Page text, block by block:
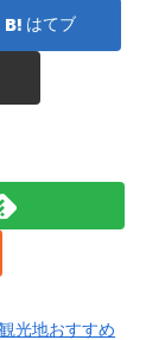
はてブ
光地おすすめ